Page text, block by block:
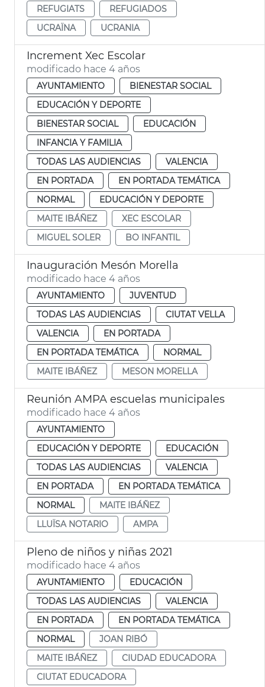
REFUGIATS
REFUGIADOS
UCRAÏNA
UCRANIA
Increment Xec Escolar
modificado hace 4 años
AYUNTAMIENTO
BIENESTAR SOCIAL
EDUCACIÓN Y DEPORTE
BIENESTAR SOCIAL
EDUCACIÓN
INFANCIA Y FAMILIA
TODAS LAS AUDIENCIAS
VALENCIA
EN PORTADA
EN PORTADA TEMÁTICA
NORMAL
EDUCACIÓN Y DEPORTE
MAITE IBÁÑEZ
XEC ESCOLAR
MIGUEL SOLER
BO INFANTIL
Inauguración Mesón Morella
modificado hace 4 años
AYUNTAMIENTO
JUVENTUD
TODAS LAS AUDIENCIAS
CIUTAT VELLA
VALENCIA
EN PORTADA
EN PORTADA TEMÁTICA
NORMAL
MAITE IBÁÑEZ
MESON MORELLA
Reunión AMPA escuelas municipales
modificado hace 4 años
AYUNTAMIENTO
EDUCACIÓN Y DEPORTE
EDUCACIÓN
TODAS LAS AUDIENCIAS
VALENCIA
EN PORTADA
EN PORTADA TEMÁTICA
NORMAL
MAITE IBÁÑEZ
LLUÏSA NOTARIO
AMPA
Pleno de niños y niñas 2021
modificado hace 4 años
AYUNTAMIENTO
EDUCACIÓN
TODAS LAS AUDIENCIAS
VALENCIA
EN PORTADA
EN PORTADA TEMÁTICA
NORMAL
JOAN RIBÓ
MAITE IBÁÑEZ
CIUDAD EDUCADORA
CIUTAT EDUCADORA